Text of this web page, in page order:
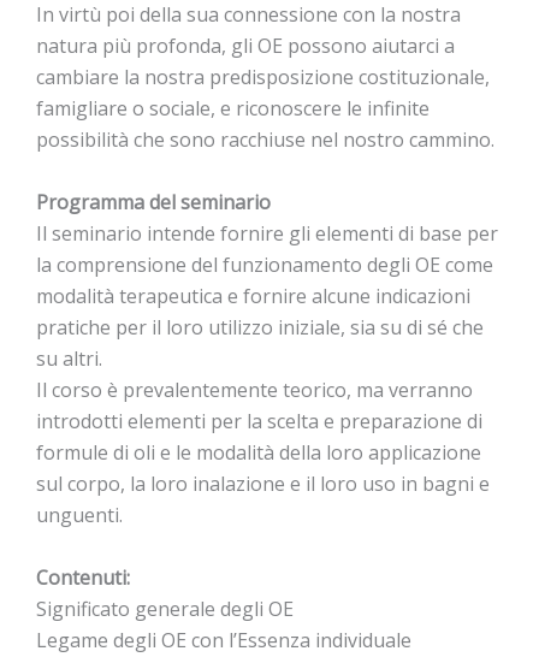
In virtù poi della sua connessione con la nostra
natura più profonda, gli OE possono aiutarci a
cambiare la nostra predisposizione costituzionale,
famigliare o sociale, e riconoscere le infinite
possibilità che sono racchiuse nel nostro cammino.
Programma del seminario
Il seminario intende fornire gli elementi di base per
la comprensione del funzionamento degli OE come
modalità terapeutica e fornire alcune indicazioni
pratiche per il loro utilizzo iniziale, sia su di sé che
su altri.
Il corso è prevalentemente teorico, ma verranno
introdotti elementi per la scelta e preparazione di
formule di oli e le modalità della loro applicazione
sul corpo, la loro inalazione e il loro uso in bagni e
unguenti.
Contenuti:
Significato generale degli OE
Legame degli OE con l’Essenza individuale